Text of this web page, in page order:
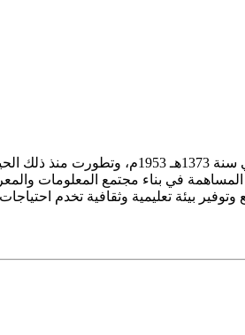
المساهمة في بناء مجتمع المعلومات
وتوفير بيئة تعليمية وثقافية تخدم